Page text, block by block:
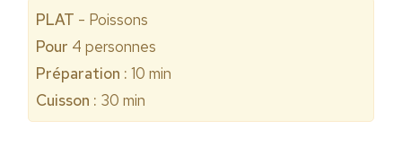
PLAT - Poissons
Pour 4 personnes
Préparation : 10 min
Cuisson : 30 min